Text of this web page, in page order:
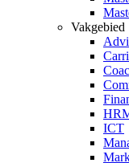
Vakgebied
ICT